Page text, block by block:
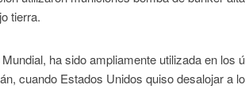
tierra.
ha sido ampliamente utilizada en los
cuando Estados Unidos quiso desalojar a